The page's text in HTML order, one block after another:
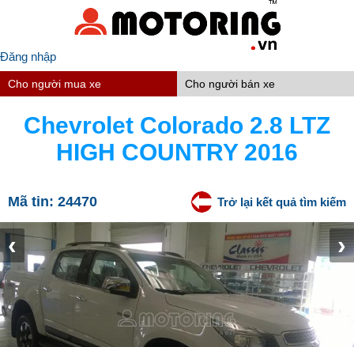
Đăng nhập
Cho người mua xe Cho người bán xe
Chevrolet Colorado 2.8 LTZ
HIGH COUNTRY 2016
Mã tin: 24470 Trở lại kết quả tìm kiếm
‹ ›